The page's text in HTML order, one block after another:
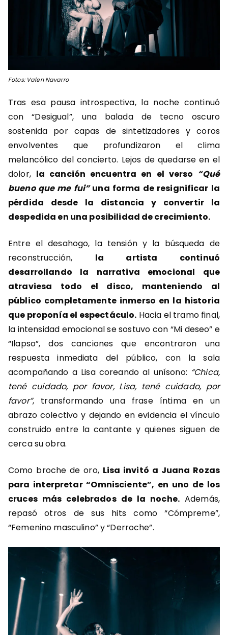
Fotos: Valen Navarro
Tras esa pausa introspectiva, la noche continuó
con “Desigual”, una balada de tecno oscuro
sostenida por capas de sintetizadores y coros
envolventes que profundizaron el clima
melancólico del concierto. Lejos de quedarse en el
dolor, la canción encuentra en el verso “Qué
bueno que me fui”una forma de resignificar la
pérdida desde la distancia y convertir la
despedida en una posibilidad de crecimiento.
Entre el desahogo, la tensión y la búsqueda de
reconstrucción, la artista continuó
desarrollando la narrativa emocional que
atraviesa todo el disco, manteniendo al
público completamente inmerso en la historia
que proponía el espectáculo. Hacia el tramo final,
la intensidad emocional se sostuvo con “Mi deseo” e
“Ilapso”, dos canciones que encontraron una
respuesta inmediata del público, con la sala
acompañando a Lisa coreando al unísono: “Chica,
tené cuidado, por favor, Lisa, tené cuidado, por
favor”, transformando una frase íntima en un
abrazo colectivo y dejando en evidencia el vínculo
construido entre la cantante y quienes siguen de
cerca su obra.
Como broche de oro, Lisa invitó a Juana Rozas
para interpretar “Omnisciente”, en uno de los
cruces más celebrados de la noche. Además,
repasó otros de sus hits como “Cómpreme”,
“Femenino masculino” y “Derroche”.